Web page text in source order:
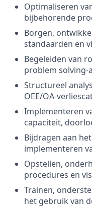
Optimaliseren
bijbehorende
Borgen,
standaarden en
Begeleiden van
problem
Structureel
OEE/
Implementeren
capaciteit,
Bijdragen aan
implementeren
Opstellen,
procedures en
Trainen,
het gebruik van